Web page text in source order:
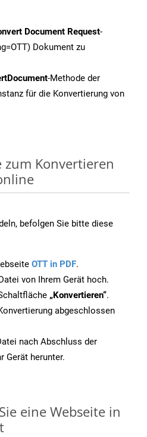
Document Request-
Dokument zu
-Methode der
für die Konvertierung von
zum Konvertieren
befolgen Sie bitte diese
OTT in PDF.
von Ihrem Gerät hoch.
„Konvertieren“.
abgeschlossen
nach Abschluss der
Gerät herunter.
eine Webseite in